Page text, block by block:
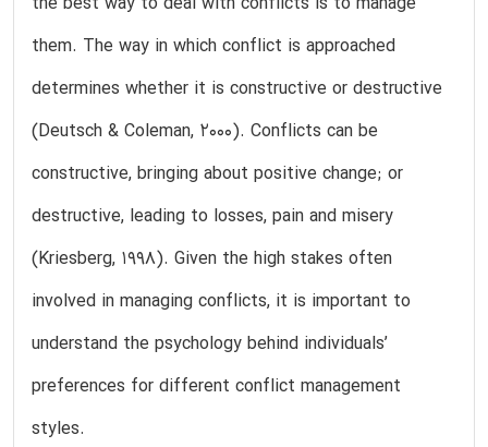
them. The way in which conflict is approached
determines whether it is constructive or destructive
(Deutsch & Coleman, 2000). Conflicts can be
constructive, bringing about positive change; or
destructive, leading to losses, pain and misery
(Kriesberg, 1998). Given the high stakes often
involved in managing conflicts, it is important to
understand the psychology behind individuals’
preferences for different conflict management
styles.